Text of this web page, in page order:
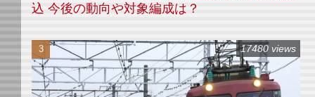
込 今後の動向や対象編成は？
17480 views